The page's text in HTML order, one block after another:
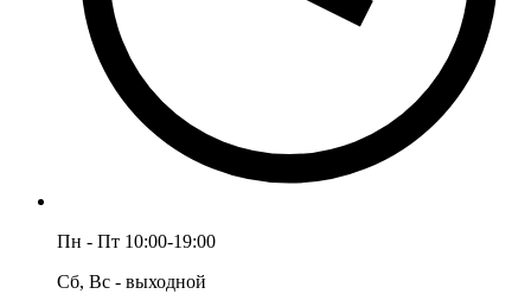
Пн - Пт 10:00-19:00
Сб, Вс - выходной